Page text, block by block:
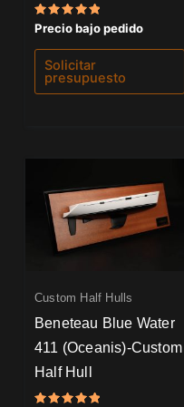
Valorado
5.00
de 5
Precio bajo pedido
Solicitar
presupuesto
Custom Half Hulls
Beneteau Blue Water
411 (Oceanis)-Custom
Half Hull